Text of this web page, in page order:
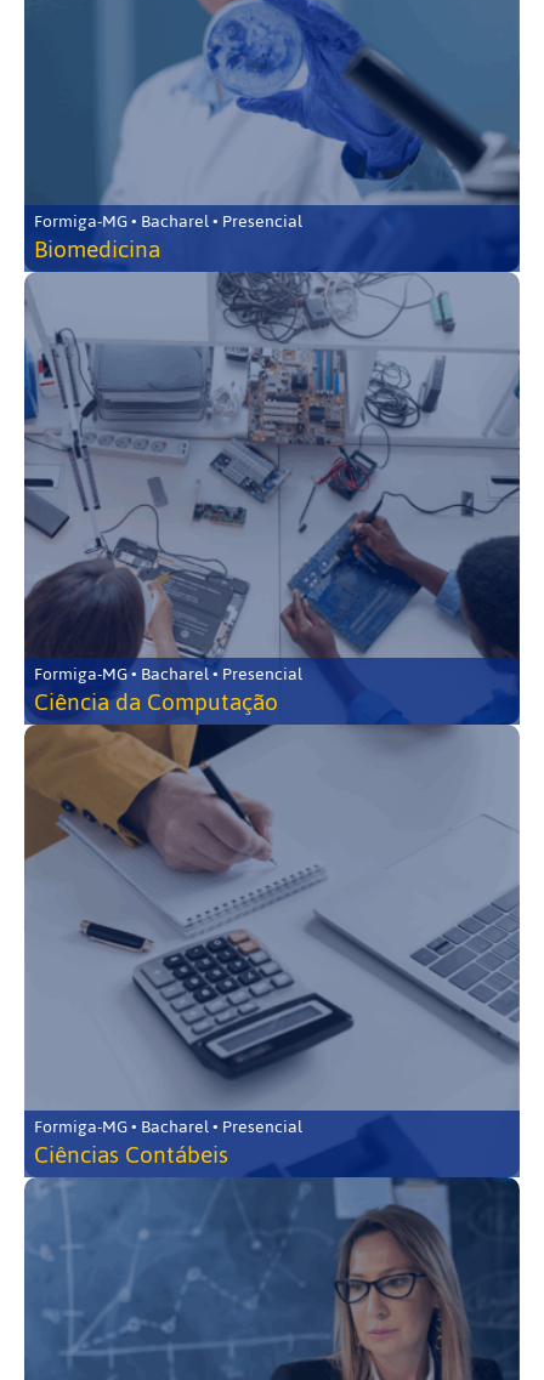
Formiga-MG • Bacharel • Presencial
Biomedicina
Formiga-MG • Bacharel • Presencial
Ciência da Computação
Formiga-MG • Bacharel • Presencial
Ciências Contábeis